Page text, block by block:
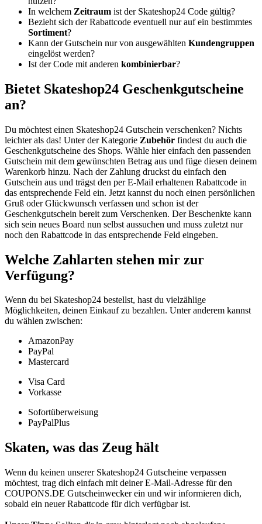
In welchem Zeitraum ist der Skateshop24 Code gültig?
Bezieht sich der Rabattcode eventuell nur auf ein bestimmtes
Sortiment?
Kann der Gutschein nur von ausgewählten Kundengruppen
eingelöst werden?
Ist der Code mit anderen kombinierbar?
Bietet Skateshop24 Geschenkgutscheine
an?
Du möchtest einen Skateshop24 Gutschein verschenken? Nichts
leichter als das! Unter der Kategorie Zubehör findest du auch die
Geschenkgutscheine des Shops. Wähle hier einfach den passenden
Gutschein mit dem gewünschten Betrag aus und füge diesen deinem
Warenkorb hinzu. Nach der Zahlung druckst du einfach den
Gutschein aus und trägst den per E-Mail erhaltenen Rabattcode in
das entsprechende Feld ein. Jetzt kannst du noch einen persönlichen
Gruß oder Glückwunsch verfassen und schon ist der
Geschenkgutschein bereit zum Verschenken. Der Beschenkte kann
sich sein neues Board nun selbst aussuchen und muss zuletzt nur
noch den Rabattcode in das entsprechende Feld eingeben.
Welche Zahlarten stehen mir zur
Verfügung?
Wenn du bei Skateshop24 bestellst, hast du vielzählige
Möglichkeiten, deinen Einkauf zu bezahlen. Unter anderem kannst
du wählen zwischen:
AmazonPay
PayPal
Mastercard
Visa Card
Vorkasse
Sofortüberweisung
PayPalPlus
Skaten, was das Zeug hält
Wenn du keinen unserer Skateshop24 Gutscheine verpassen
möchtest, trag dich einfach mit deiner E-Mail-Adresse für den
COUPONS.DE Gutscheinweckerein und wir informieren dich,
sobald ein neuer Rabattcode für dich verfügbar ist.